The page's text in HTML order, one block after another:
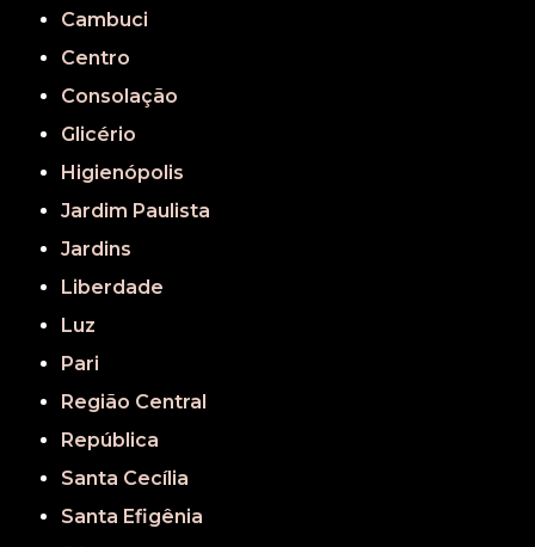
Cambuci
Centro
Consolação
Glicério
Higienópolis
Jardim Paulista
Jardins
Liberdade
Luz
Pari
Região Central
República
Santa Cecília
Santa Efigênia